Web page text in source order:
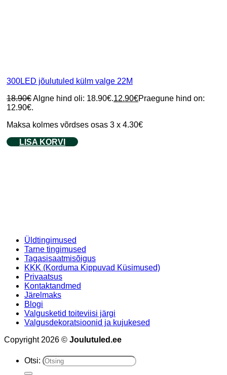
300LED jõulutuled külm valge 22M
18.90€Algne hind oli: 18.90€.12.90€Praegune hind on:
12.90€.
Maksa kolmes võrdses osas 3 x 4.30€
LISA KORVI
Üldtingimused
Tarne tingimused
Tagasisaatmisõigus
KKK (Korduma Kippuvad Küsimused)
Privaatsus
Kontaktandmed
Järelmaks
Blogi
Valgusketid toiteviisi järgi
Valgusdekoratsioonid ja kujukesed
Copyright 2026 © Joulutuled.ee
Otsi: